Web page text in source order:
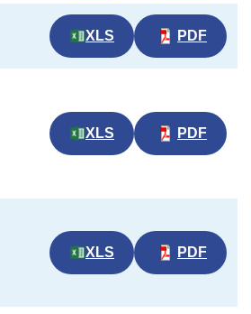
XLS PDF
XLS PDF
XLS PDF